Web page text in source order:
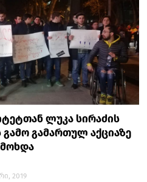
ლუკა სირაძის
გამართულ აქციაზე
2019